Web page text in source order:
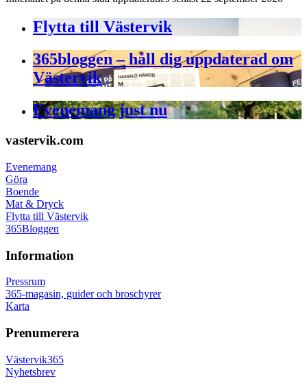
Flytta till Västervik
365bloggen – håll dig uppdaterad om
Västervik
Evenemang just nu
Footer
vastervik.com
Evenemang
Göra
Boende
Mat & Dryck
Flytta till Västervik
365Bloggen
Information
Pressrum
365-magasin, guider och broschyrer
Karta
Prenumerera
Västervik365
Nyhetsbrev